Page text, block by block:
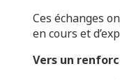
Ces échanges
en cours et
Vers un